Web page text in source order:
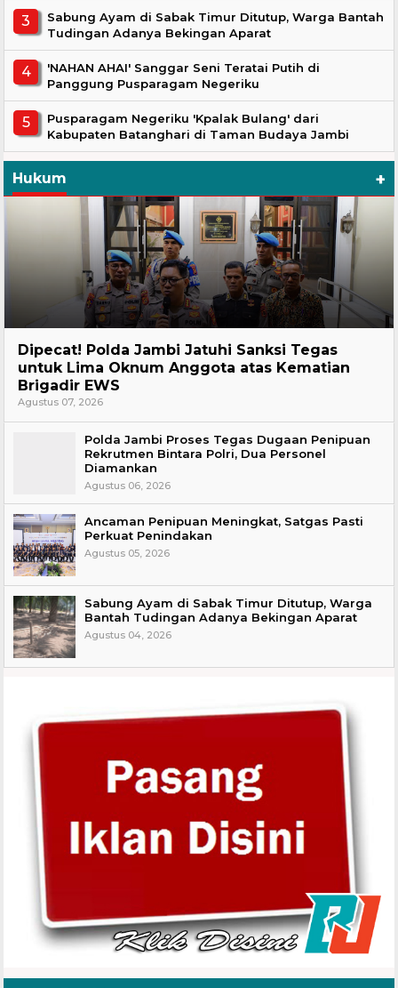
Sabung Ayam di Sabak Timur Ditutup, Warga Bantah
Tudingan Adanya Bekingan Aparat
'NAHAN AHAI' Sanggar Seni Teratai Putih di
Panggung Pusparagam Negeriku
Pusparagam Negeriku 'Kpalak Bulang' dari
Kabupaten Batanghari di Taman Budaya Jambi
Hukum +
Dipecat! Polda Jambi Jatuhi Sanksi Tegas
untuk Lima Oknum Anggota atas Kematian
Brigadir EWS
Agustus 07, 2026
Polda Jambi Proses Tegas Dugaan Penipuan
Rekrutmen Bintara Polri, Dua Personel
Diamankan
Agustus 06, 2026
Ancaman Penipuan Meningkat, Satgas Pasti
Perkuat Penindakan
Agustus 05, 2026
Sabung Ayam di Sabak Timur Ditutup, Warga
Bantah Tudingan Adanya Bekingan Aparat
Agustus 04, 2026